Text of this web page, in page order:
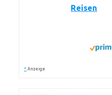
Reisen
* Anzeige